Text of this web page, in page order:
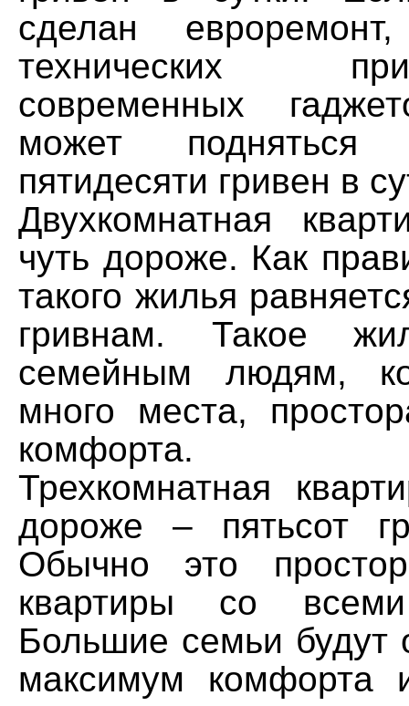
сделан
технических
современных
может
пятидесяти гривен в
Двухкомнатная
чуть дороже. Как
такого жилья
гривнам. Такое
семейным людям,
много места,
комфорта.
Трехкомнатная
дороже – пятьсот
Обычно это
квартиры со
Большие семьи будут
максимум комфорта